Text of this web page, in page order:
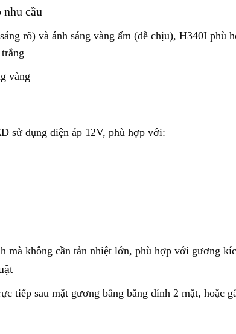
cầu
rõ) và ánh sáng vàng ấm (dễ chịu), H340I phù
vàng
sử dụng điện áp 12V, phù hợp với:
mà không cần tản nhiệt lớn, phù hợp với gương
tiếp sau mặt gương bằng băng dính 2 mặt, hoặc